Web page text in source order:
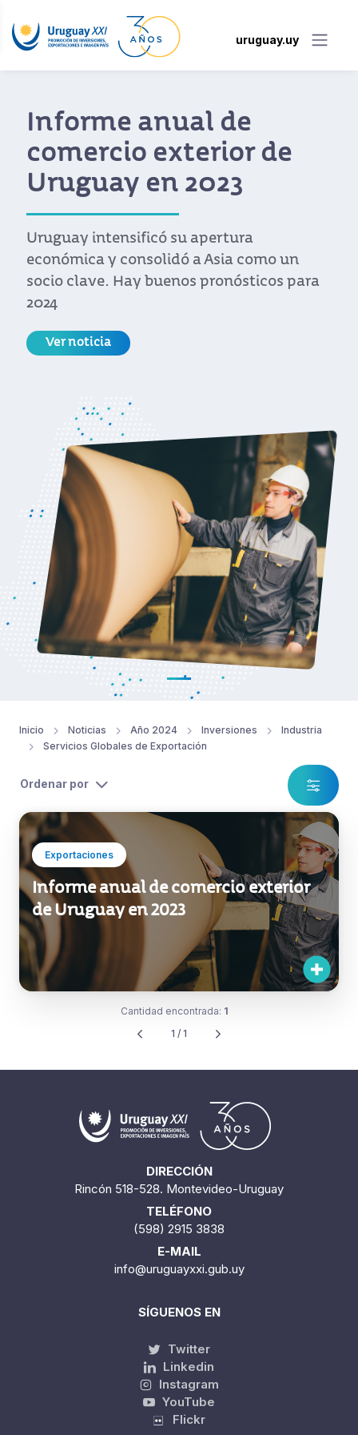
uruguay.uy
Informe anual de
comercio exterior de
Uruguay en 2023
Uruguay intensificó su apertura
económica y consolidó a Asia como un
socio clave. Hay buenos pronósticos para
2024
Ver noticia
Inicio Noticias Año 2024 Inversiones
Industria
Servicios Globales de Exportación
Ordenar por
Exportaciones
Informe anual de comercio exterior
de Uruguay en 2023
Cantidad encontrada: 1
1 / 1
DIRECCIÓN
Rincón 518-528. Montevideo-Uruguay
TELÉFONO
(598) 2915 3838
E-MAIL
info@uruguayxxi.gub.uy
SÍGUENOS EN
Twitter
Linkedin
Instagram
YouTube
Flickr